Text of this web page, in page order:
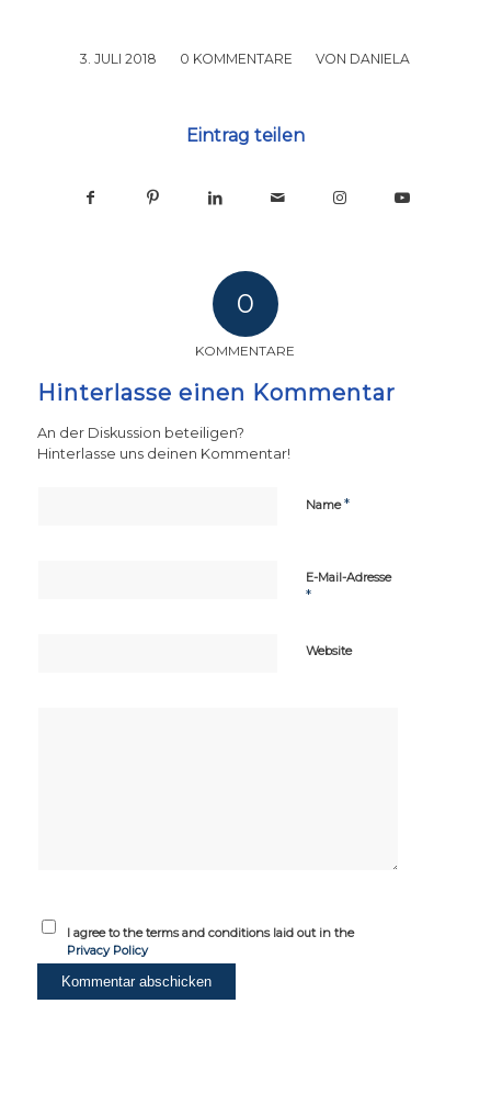
3. JULI 2018
/ 0 KOMMENTARE
/ VON DANIELA
Eintrag teilen
0
KOMMENTARE
Hinterlasse einen Kommentar
An der Diskussion beteiligen?
Hinterlasse uns deinen Kommentar!
Name*
E-Mail-Adresse
*
Website
I agree to the terms and conditions laid out in the
Privacy Policy